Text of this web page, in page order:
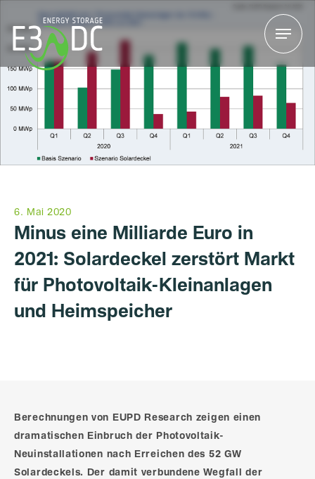
Menu
6. Mai 2020
Minus eine Milliarde Euro in
2021: Solardeckel zerstört Markt
für Photovoltaik-Kleinanlagen
und Heimspeicher
Berechnungen von EUPD Research zeigen einen
dramatischen Einbruch der Photovoltaik-
Neuinstallationen nach Erreichen des 52 GW
Solardeckels. Der damit verbundene Wegfall der